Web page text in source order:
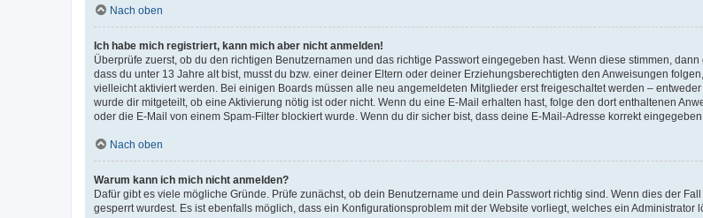
Nach oben
Ich habe mich registriert, kann mich aber nicht anmelden!
Überprüfe zuerst, ob du den richtigen Benutzernamen und das richtige Passwort eingegeben hast. Wenn diese stimmen,
dass du unter 13 Jahre alt bist, musst du bzw. einer deiner Eltern oder deiner Erziehungsberechtigten den Anweisungen
vielleicht aktiviert werden. Bei einigen Boards müssen alle neu angemeldeten Mitglieder erst freigeschaltet werden –
wurde dir mitgeteilt, ob eine Aktivierung nötig ist oder nicht. Wenn du eine E-Mail erhalten hast, folge den dort enthaltenen
oder die E-Mail von einem Spam-Filter blockiert wurde. Wenn du dir sicher bist, dass deine E-Mail-Adresse korrekt
Nach oben
Warum kann ich mich nicht anmelden?
Dafür gibt es viele mögliche Gründe. Prüfe zunächst, ob dein Benutzername und dein Passwort richtig sind. Wenn dies der
gesperrt wurdest. Es ist ebenfalls möglich, dass ein Konfigurationsproblem mit der Website vorliegt, welches ein Administrator